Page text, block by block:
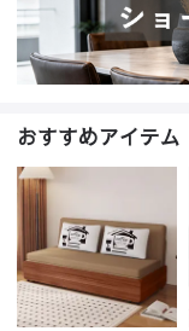
おすすめアイテム